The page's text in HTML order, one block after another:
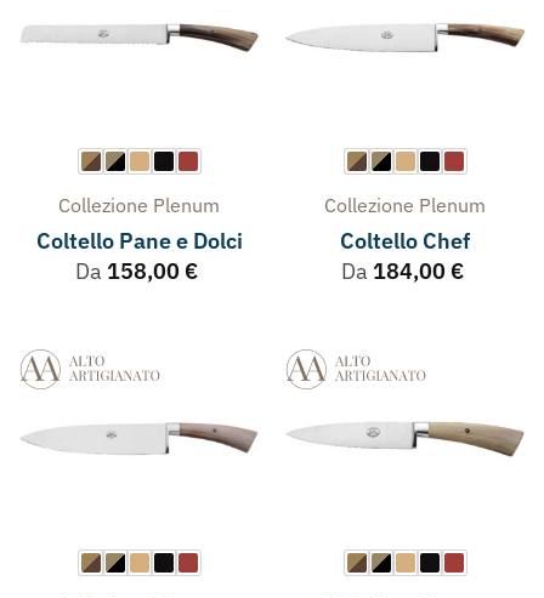
Collezione Plenum
Coltello Pane e Dolci
Da 158,00 €
Collezione Plenum
Coltello Chef
Da 184,00 €